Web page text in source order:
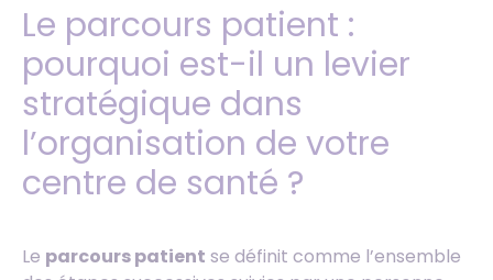
Le parcours patient :
pourquoi est-il un levier
stratégique dans
l’organisation de votre
centre de santé ?
Le parcours patient se définit comme l’ensemble